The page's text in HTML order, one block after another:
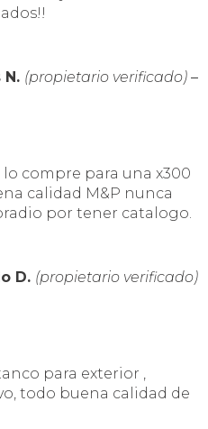
N. (propietario verificado) –
compre para una x300
calidad M&P nunca
por tener catalogo.
D. (propietario verificado)
para exterior ,
todo buena calidad de